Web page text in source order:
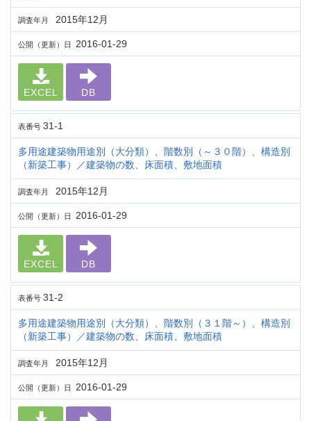
調査年月 2015年12月
公開（更新）日 2016-01-29
EXCEL DB
表番号 31-1
多用途建築物用途別（大分類）、階数別（～３０階）、構造別
（新築工事）／建築物の数、床面積、敷地面積
調査年月 2015年12月
公開（更新）日 2016-01-29
EXCEL DB
表番号 31-2
多用途建築物用途別（大分類）、階数別（３１階～）、構造別
（新築工事）／建築物の数、床面積、敷地面積
調査年月 2015年12月
公開（更新）日 2016-01-29